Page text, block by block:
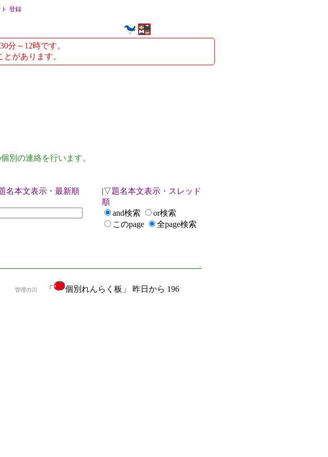
登録
分～12時です。
があります。
別の連絡を行います。
名本文表示・最新順 |▽題名本文表示・スレッド
順
and検索
or検索
このpage
全page検索
管理の川 「 個別れんらく板」 昨日から 196